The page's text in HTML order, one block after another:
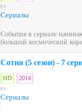
Сериалы
События в сериале
большой космический
Сотня (5 сезон) - 7
HD 2014
Сериалы